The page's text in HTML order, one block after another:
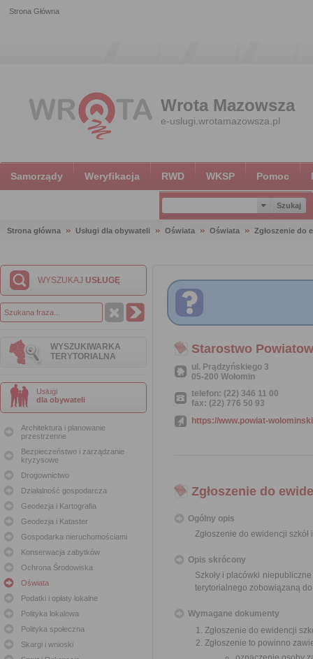
Strona Główna
Wrota Mazowsza
e-uslugi.wrotamazowsza.pl
Samorządy Weryfikacja RWD WKSP Pomoc
Strona główna Usługi dla obywateli Oświata Oświata Zgłoszenie do
WYSZUKAJ USŁUGĘ
WYSZUKIWARKA
TERYTORIALNA
Usługi
dla obywateli
Architektura i planowanie
przestrzenne
Bezpieczeństwo i zarządzanie
kryzysowe
Drogownictwo
Działalność gospodarcza
Geodezja i Kartografia
Geodezja i Kataster
Gospodarka nieruchomościami
Konserwacja zabytków
Ochrona Środowiska
Oświata
Podatki i opłaty lokalne
Polityka lokalowa
Polityka społeczna
Skargi i wnioski
Starostwo
ul. Prądzyńskiego 3
05-200 Wołomin
telefon: (22) 346 11 00
fax: (22) 776 50 93
https://www.powiat-
Zgłoszenie do
Ogólny opis
Zgłoszenie do ewidencji
Opis skrócony
Szkoły i placówki
terytorialnego zobowiązaną
Wymagane dokumenty
Zgłoszenie do ewidencji
Zgłoszenie to powinno